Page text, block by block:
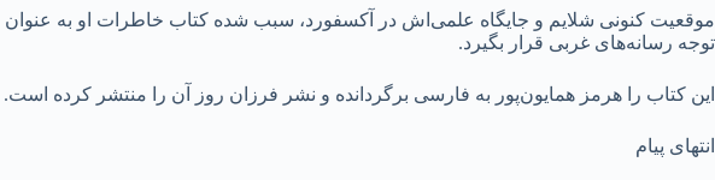
موقعیت کنونی شلایم و جایگاه علمی‌اش در آکسفورد، سبب شده کتاب خاطرات او به عنوان
توجه رسانه‌های غربی قرار بگیرد.
این کتاب را هرمز همایون‌پور به فارسی برگردانده و نشر فرزان روز آن را منتشر کرده است.
انتهای پیام